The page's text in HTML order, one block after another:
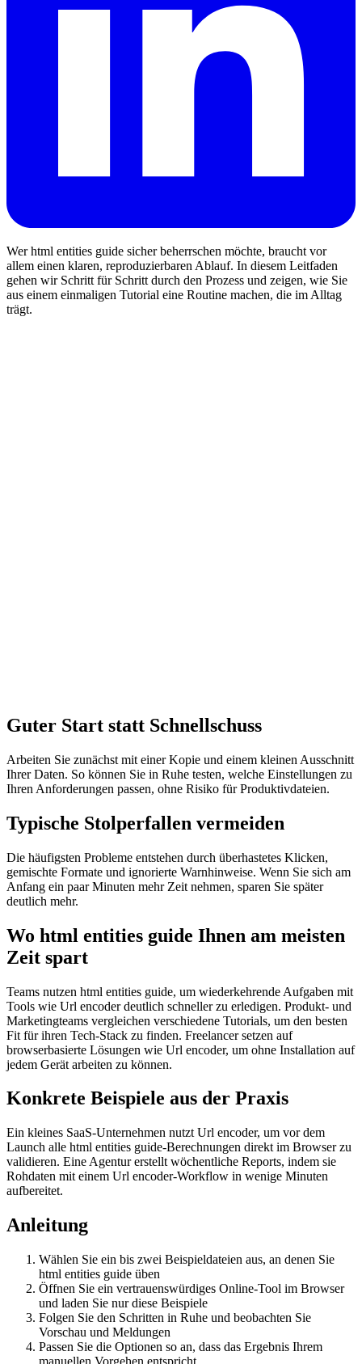
Wer html entities guide sicher beherrschen möchte, braucht vor
allem einen klaren, reproduzierbaren Ablauf. In diesem Leitfaden
gehen wir Schritt für Schritt durch den Prozess und zeigen, wie Sie
aus einem einmaligen Tutorial eine Routine machen, die im Alltag
trägt.
Guter Start statt Schnellschuss
Arbeiten Sie zunächst mit einer Kopie und einem kleinen Ausschnitt
Ihrer Daten. So können Sie in Ruhe testen, welche Einstellungen zu
Ihren Anforderungen passen, ohne Risiko für Produktivdateien.
Typische Stolperfallen vermeiden
Die häufigsten Probleme entstehen durch überhastetes Klicken,
gemischte Formate und ignorierte Warnhinweise. Wenn Sie sich am
Anfang ein paar Minuten mehr Zeit nehmen, sparen Sie später
deutlich mehr.
Wo html entities guide Ihnen am meisten
Zeit spart
Teams nutzen html entities guide, um wiederkehrende Aufgaben mit
Tools wie Url encoder deutlich schneller zu erledigen. Produkt- und
Marketingteams vergleichen verschiedene Tutorials, um den besten
Fit für ihren Tech-Stack zu finden. Freelancer setzen auf
browserbasierte Lösungen wie Url encoder, um ohne Installation auf
jedem Gerät arbeiten zu können.
Konkrete Beispiele aus der Praxis
Ein kleines SaaS-Unternehmen nutzt Url encoder, um vor dem
Launch alle html entities guide-Berechnungen direkt im Browser zu
validieren. Eine Agentur erstellt wöchentliche Reports, indem sie
Rohdaten mit einem Url encoder-Workflow in wenige Minuten
aufbereitet.
Anleitung
Wählen Sie ein bis zwei Beispieldateien aus, an denen Sie
html entities guide üben
Öffnen Sie ein vertrauenswürdiges Online‑Tool im Browser
und laden Sie nur diese Beispiele
Folgen Sie den Schritten in Ruhe und beobachten Sie
Vorschau und Meldungen
Passen Sie die Optionen so an, dass das Ergebnis Ihrem